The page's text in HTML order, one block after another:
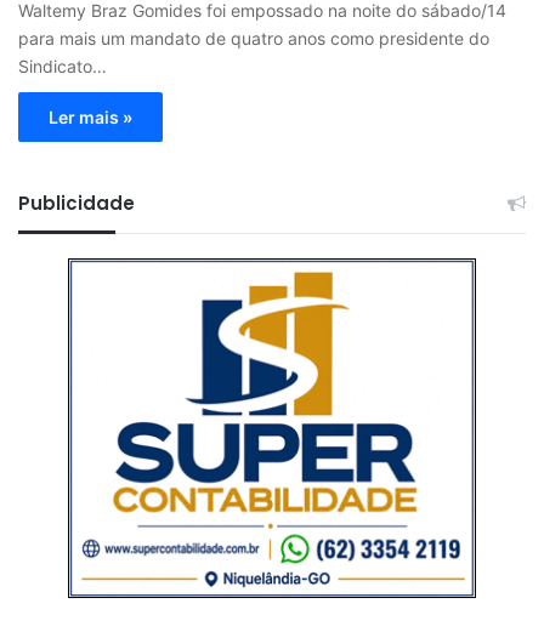
Waltemy Braz Gomides foi empossado na noite do sábado/14
para mais um mandato de quatro anos como presidente do
Sindicato…
Ler mais »
Publicidade